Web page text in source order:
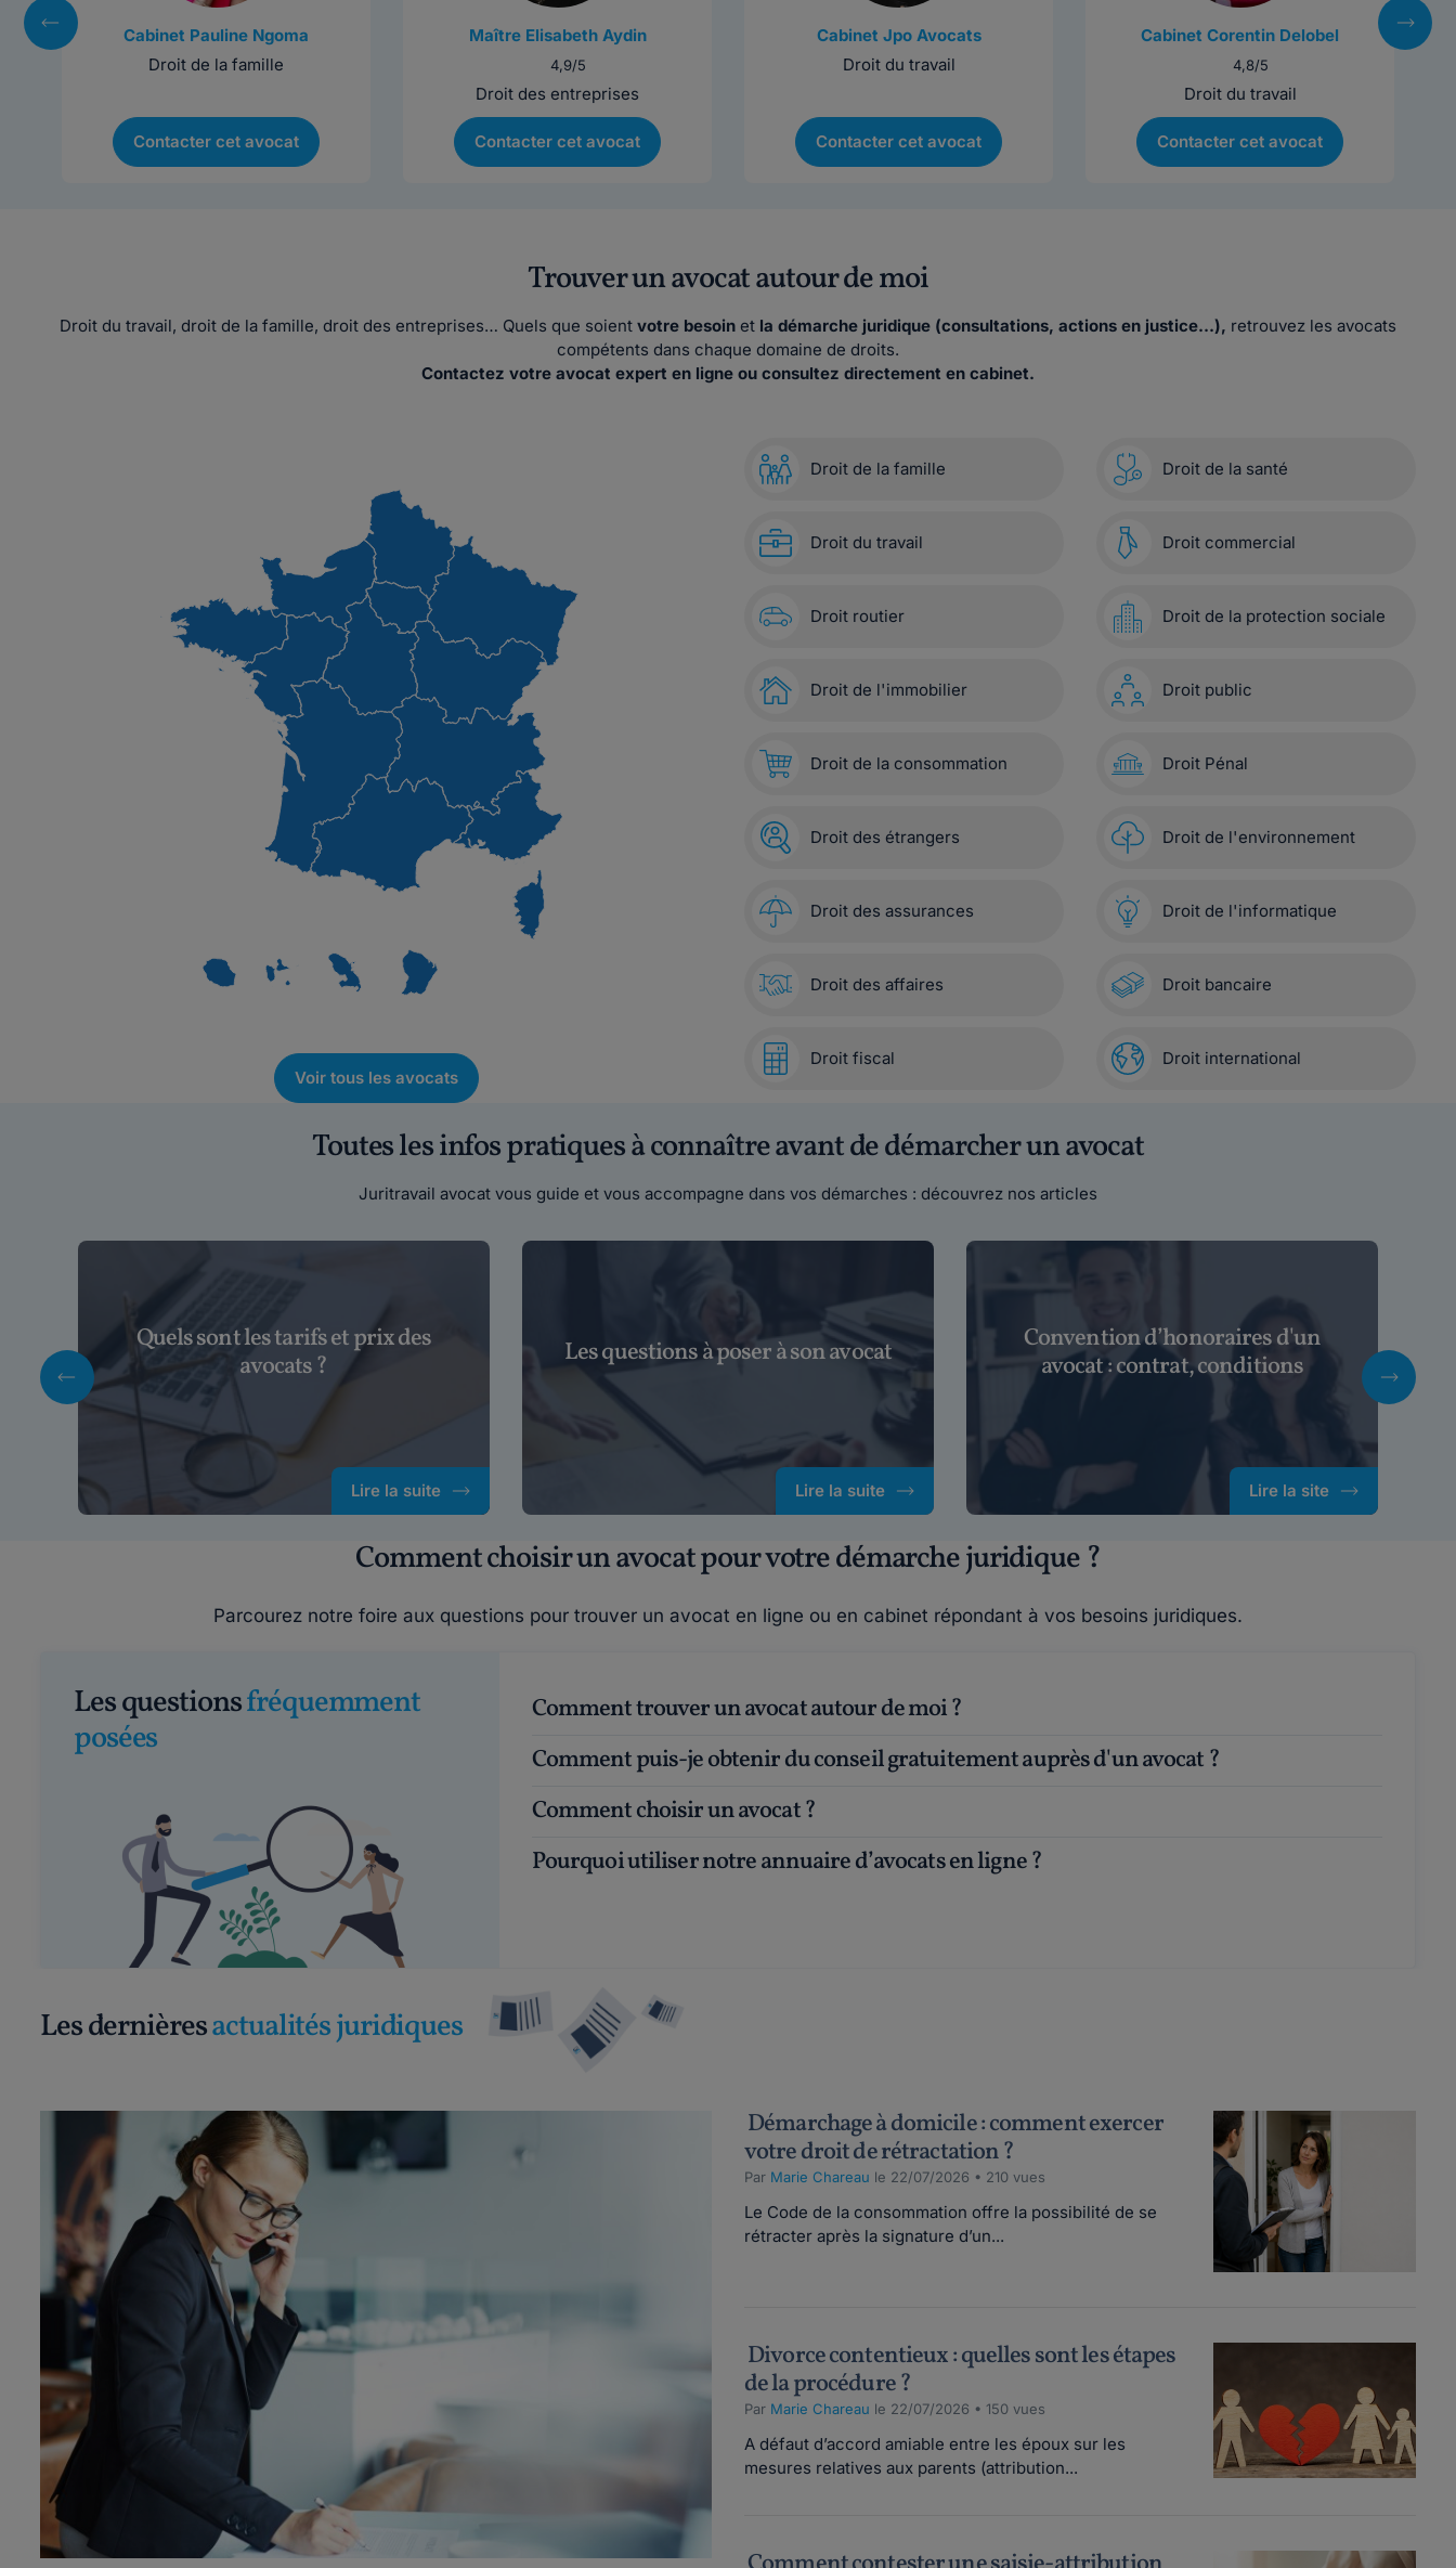
Cabinet Pauline Ngoma
Droit de la famille
Contacter cet avocat
Maître Elisabeth Aydin
4,9/5
Droit des entreprises
Contacter cet avocat
Cabinet Jpo Avocats
Droit du travail
Contacter cet avocat
Cabinet Corentin Delobel
4,8/5
Droit du travail
Contacter cet avocat
Trouver un avocat autour de moi
Droit du travail, droit de la famille, droit des entreprises… Quels que soient votre besoin et la démarche juridique (consultations, actions en justice…), retrouvez les avocats
compétents dans chaque domaine de droits.
Contactez votre avocat expert en ligne ou consultez directement en cabinet.
Voir tous les avocats
Droit de la famille Droit de la santé
Droit du travail Droit commercial
Droit routier Droit de la protection sociale
Droit de l'immobilier Droit public
Droit de la consommation Droit Pénal
Droit des étrangers Droit de l'environnement
Droit des assurances Droit de l'informatique
Droit des affaires Droit bancaire
Droit fiscal Droit international
Toutes les infos pratiques à connaître avant de démarcher un avocat
Juritravail avocat vous guide et vous accompagne dans vos démarches : découvrez nos articles
Quels sont les tarifs et prix des
avocats ?
Lire la suite
Les questions à poser à son avocat
Lire la suite
Convention d’honoraires d'un
avocat : contrat, conditions
Lire la site
Comment choisir un avocat pour votre démarche juridique ?
Parcourez notre foire aux questions pour trouver un avocat en ligne ou en cabinet répondant à vos besoins juridiques.
Les questionsfréquemment
posées
Comment trouver un avocat autour de moi ?
Comment puis-je obtenir du conseil gratuitement auprès d'un avocat ?
Comment choisir un avocat ?
Pourquoi utiliser notre annuaire d’avocats en ligne ?
Les dernièresactualités juridiques
Démarchage à domicile : comment exercer
votre droit de rétractation ?
Par Marie Chareau le 22/07/2026 • 210 vues
Le Code de la consommation offre la possibilité de se
rétracter après la signature d’un...
Divorce contentieux : quelles sont les étapes
de la procédure ?
Par Marie Chareau le 22/07/2026 • 150 vues
A défaut d’accord amiable entre les époux sur les
mesures relatives aux parents (attribution...